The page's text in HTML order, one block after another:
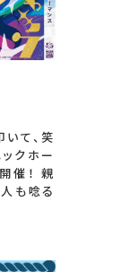
いて、笑
クホー
催！ 親
も唸る